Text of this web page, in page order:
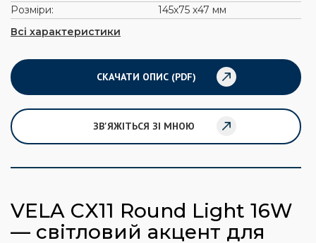
Розміри:
145х75 х47 мм
Всі характеристики
СКАЧАТИ ОПИС (PDF)
ЗВ'ЯЖІТЬСЯ ЗІ МНОЮ
VELA CX11 Round Light 16W
— світловий акцент для